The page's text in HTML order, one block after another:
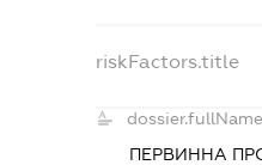
riskFactors.title
ПЕРВИННА